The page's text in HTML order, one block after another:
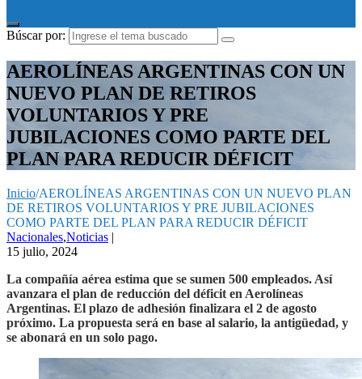
Búscar por:
AEROLÍNEAS ARGENTINAS CON UN
NUEVO PLAN DE RETIROS
VOLUNTARIOS Y PRE
JUBILACIONES COMO PARTE DEL
PLAN PARA REDUCIR DÉFICIT
Inicio/AEROLÍNEAS ARGENTINAS CON UN NUEVO PLAN
DE RETIROS VOLUNTARIOS Y PRE JUBILACIONES
COMO PARTE DEL PLAN PARA REDUCIR DÉFICIT
Nacionales,Noticias |
15 julio, 2024
La compañía aérea estima que se sumen 500 empleados. Así
avanzara el plan de reducción del déficit en Aerolíneas
Argentinas. El plazo de adhesión finalizara el 2 de agosto
próximo. La propuesta será en base al salario, la antigüedad, y
se abonará en un solo pago.